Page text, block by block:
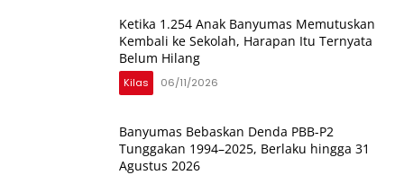
Ketika 1.254 Anak Banyumas Memutuskan
Kembali ke Sekolah, Harapan Itu Ternyata
Belum Hilang
Kilas 06/11/2026
Banyumas Bebaskan Denda PBB-P2
Tunggakan 1994–2025, Berlaku hingga 31
Agustus 2026